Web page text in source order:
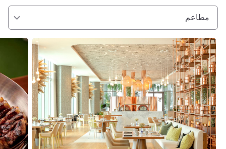
مطاعم
راجع التفاصيل راجع